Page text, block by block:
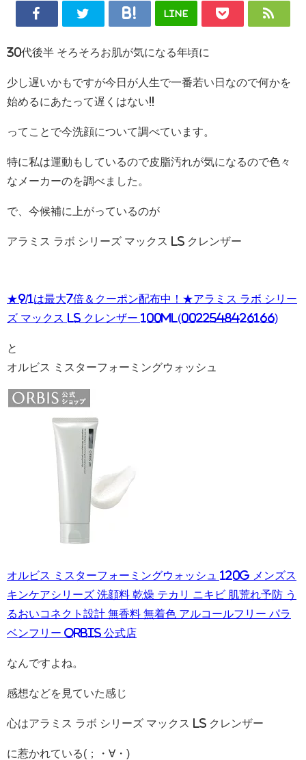
LINE
30代後半 そろそろお肌が気になる年頃に
少し遅いかもですが今日が人生で一番若い日なので何かを
始めるにあたって遅くはない!!
ってことで今洗顔について調べています。
特に私は運動もしているので皮脂汚れが気になるので色々
なメーカーのを調べました。
で、今候補に上がっているのが
アラミス ラボ シリーズ マックス LS クレンザー
★9/1は最大7倍＆クーポン配布中！★アラミス ラボ シリー
ズ マックス LS クレンザー 100ml(0022548426166)
と
オルビス ミスターフォーミングウォッシュ
オルビス ミスターフォーミングウォッシュ 120g メンズス
キンケアシリーズ 洗顔料 乾燥 テカリ ニキビ 肌荒れ予防 う
るおいコネクト設計 無香料 無着色 アルコールフリー パラ
ベンフリー ORBIS 公式店
なんですよね。
感想などを見ていた感じ
心はアラミス ラボ シリーズ マックス LS クレンザー
に惹かれている(；・∀・)